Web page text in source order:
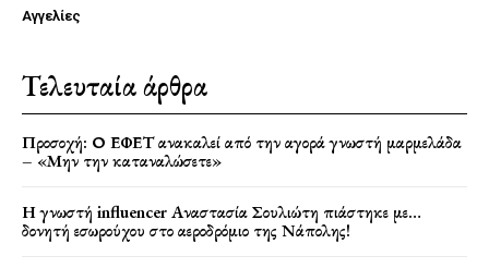
Αγγελίες
Τελευταία άρθρα
Προσοχή: Ο ΕΦΕΤ ανακαλεί από την αγορά γνωστή μαρμελάδα
– «Μην την καταναλώσετε»
Η γνωστή influencer Αναστασία Σουλιώτη πιάστηκε με…
δονητή εσωρούχου στο αεροδρόμιο της Νάπολης!